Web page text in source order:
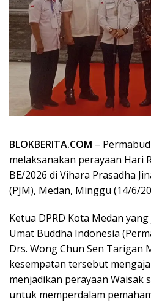
BLOKBERITA.COM –
melaksanakan perayaan Hari
BE/2026 di Vihara Prasadha
(PJM), Medan, Minggu (14/6/
Ketua DPRD Kota Medan
Umat Buddha Indonesia
Drs. Wong Chun Sen Tarigan
kesempatan tersebut
menjadikan perayaan Waisak
untuk memperdalam